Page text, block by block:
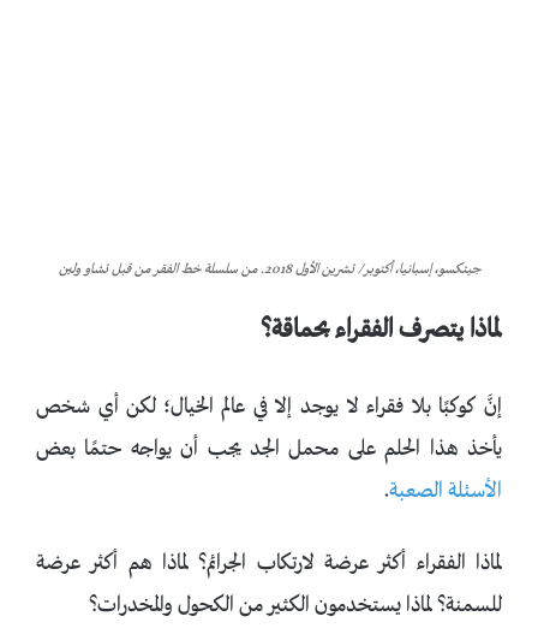
جيتكسو، إسبانيا، أكتوبر/ تشرين الأول 2018. من سلسلة خط الفقر من قبل تشاو ولين
لماذا يتصرف الفقراء بحماقة؟
إنَّ كوكبًا بلا فقراء لا يوجد إلا في عالم الخيال؛ لكن أي شخص
يأخذ هذا الحلم على محمل الجد يجب أن يواجه حتمًا بعض
الأسئلة الصعبة.
لماذا الفقراء أكثر عرضة لارتكاب الجرائم؟ لماذا هم أكثر عرضة
للسمنة؟ لماذا يستخدمون الكثير من الكحول والمخدرات؟